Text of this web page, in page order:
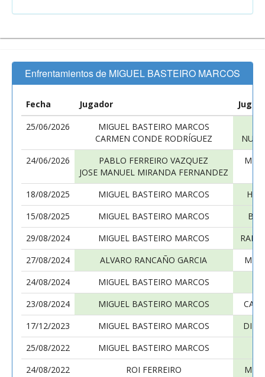
Enfrentamientos de MIGUEL BASTEIRO MARCOS
Fecha Jugador
25/06/2026
MIGUEL BASTEIRO MARCOS
CARMEN CONDE RODRÍGUEZ
24/06/2026
PABLO FERREIRO VAZQUEZ
JOSE MANUEL MIRANDA FERNANDEZ
18/08/2025
MIGUEL BASTEIRO MARCOS
15/08/2025
MIGUEL BASTEIRO MARCOS
29/08/2024
MIGUEL BASTEIRO MARCOS
27/08/2024
ALVARO RANCAÑO GARCIA
24/08/2024
MIGUEL BASTEIRO MARCOS
23/08/2024
MIGUEL BASTEIRO MARCOS
17/12/2023
MIGUEL BASTEIRO MARCOS
25/08/2022
MIGUEL BASTEIRO MARCOS
24/08/2022
ROI FERREIRO